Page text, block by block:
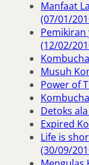
Manfaat
(07/01/
Pemikiran
(12/02/
Musuh
Power of
Detoks
Expired
Life is
(30/09/